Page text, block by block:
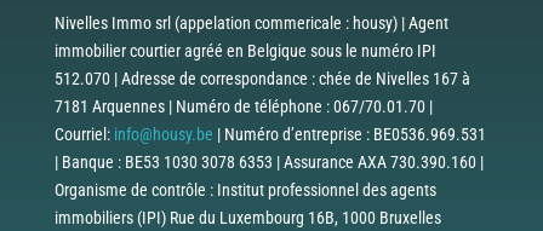
Nivelles Immo srl (appelation commericale : housy) | Agent
immobilier courtier agréé en Belgique sous le numéro IPI
512.070 | Adresse de correspondance : chée de Nivelles 167 à
7181 Arquennes | Numéro de téléphone : 067/70.01.70 |
Courriel: info@housy.be | Numéro d’entreprise : BE0536.969.531
| Banque : BE53 1030 3078 6353 | Assurance AXA 730.390.160 |
Organisme de contrôle : Institut professionnel des agents
immobiliers (IPI) Rue du Luxembourg 16B, 1000 Bruxelles